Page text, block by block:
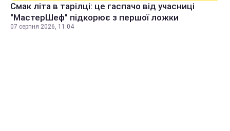
Смак літа в тарілці: це гаспачо від учасниці
"МастерШеф" підкорює з першої ложки
07 серпня 2026, 11:04